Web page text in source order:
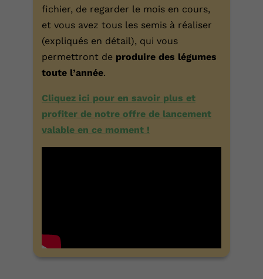
fichier, de regarder le mois en cours,
et vous avez tous les semis à réaliser
(expliqués en détail), qui vous
permettront de produire des légumes
toute l’année.
Cliquez ici pour en savoir plus et
profiter de notre offre de lancement
valable en ce moment !